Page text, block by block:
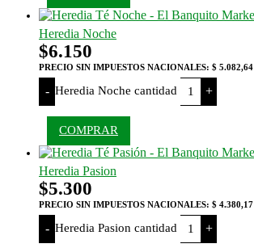
Heredia Noche
$6.150
PRECIO SIN IMPUESTOS NACIONALES: $ 5.082,64
- Heredia Noche cantidad +
COMPRAR
Heredia Pasion
$5.300
PRECIO SIN IMPUESTOS NACIONALES: $ 4.380,17
- Heredia Pasion cantidad +